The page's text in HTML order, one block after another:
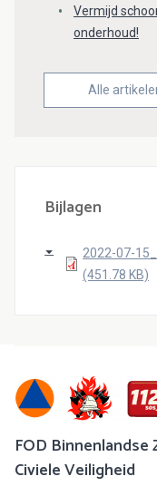
Vermijd
onderhoud!
Alle
Bijlagen
2022-07-
(451.78 KB)
FOD
Civiele Veiligheid